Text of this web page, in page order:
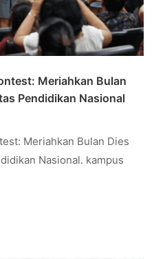
Meriahkan Bulan
Pendidikan Nasional
Meriahkan Bulan Dies
Nasional. kampus